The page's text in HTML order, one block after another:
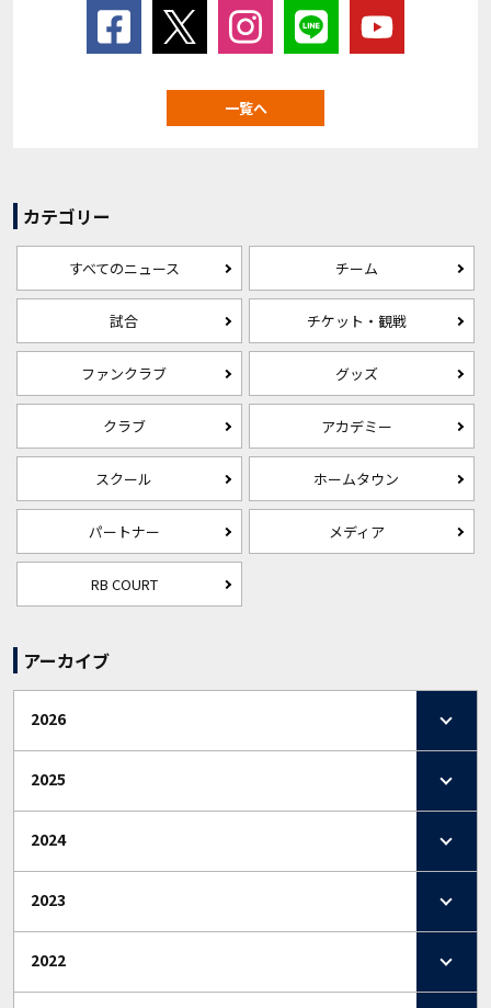
一覧へ
カテゴリー
すべてのニュース チーム
試合 チケット・観戦
ファンクラブ グッズ
クラブ アカデミー
スクール ホームタウン
パートナー メディア
RB COURT
アーカイブ
2026
2025
2024
2023
2022